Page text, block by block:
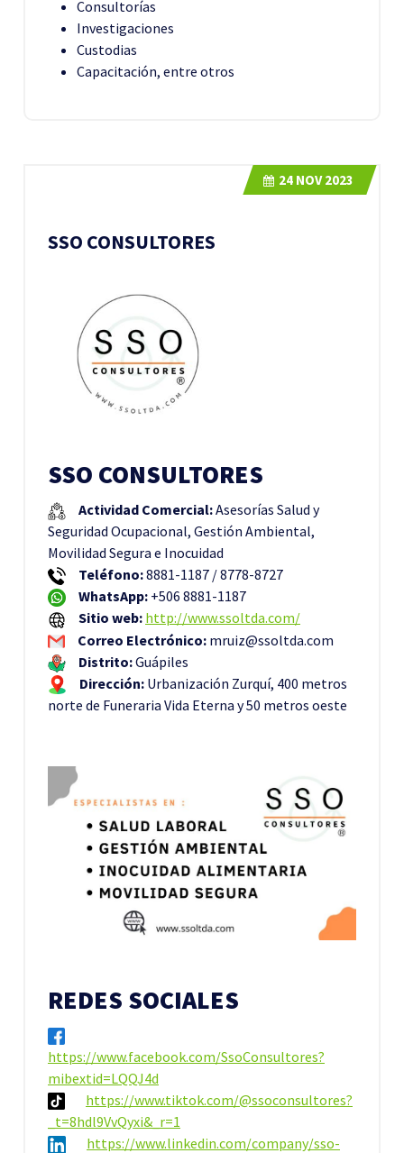
Consultorías
Investigaciones
Custodias
Capacitación, entre otros
SSO CONSULTORES
24 NOV 2023
SSO CONSULTORES
Actividad Comercial:Asesorías Salud y
Seguridad Ocupacional, Gestión Ambiental,
Movilidad Segura e Inocuidad
Teléfono:8881-1187 / 8778-8727
WhatsApp: +506 8881-1187
Sitio web: http://www.ssoltda.com/
Correo Electrónico: mruiz@ssoltda.com
Distrito:Guápiles
Dirección: Urbanización Zurquí, 400 metros
norte de Funeraria Vida Eterna y 50 metros oeste
REDES SOCIALES
https://www.facebook.com/SsoConsultores?
mibextid=LQQJ4d
https://www.tiktok.com/@ssoconsultores?
_t=8hdl9VvQyxi&_r=1
https://www.linkedin.com/company/sso-